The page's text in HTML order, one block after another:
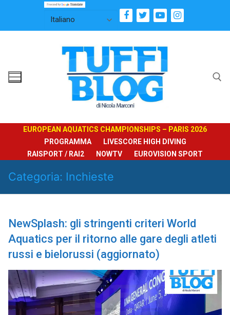
contenuto
EUROPEAN AQUATICS CHAMPIONSHIPS – PARIS 2026
PROGRAMMA
LIVESCORE HIGH DIVING
RAISPORT / RAI2
NOWTV EUROVISION SPORT
Categoria: Inchieste
NewSplash: gli stringenti criteri World
Aquatics per il ritorno alle gare degli atleti
russi e bielorussi (aggiornato)